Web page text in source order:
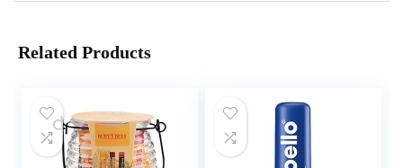
Related Products